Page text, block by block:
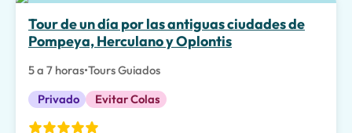
Tour de un día por las antiguas ciudades de
Pompeya, Herculano y Oplontis
5 a 7 horas•Tours Guiados
Privado
Evitar Colas